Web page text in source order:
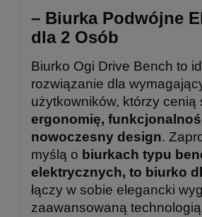
– Biurka Podwójne
dla 2 Osób
Biurko Ogi Drive Bench to
rozwiązanie dla
użytkowników, którzy cenią
ergonomię,
nowoczesny design.
myślą o biurkach typu
elektrycznych, to biurko
łączy w sobie elegancki
zaawansowaną